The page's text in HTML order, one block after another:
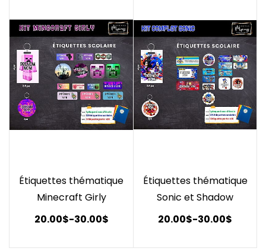
Étiquettes thématique
Minecraft Girly
20.00$-30.00$
Étiquettes thématique
Sonic et Shadow
20.00$-30.00$